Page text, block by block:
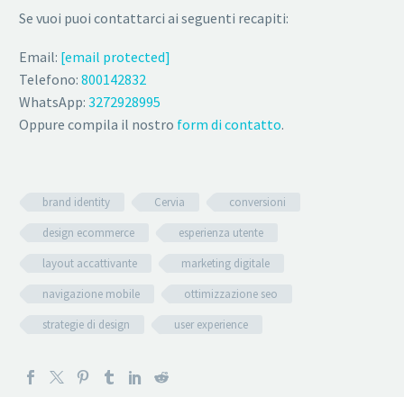
Se vuoi puoi contattarci ai seguenti recapiti:
Email: [email protected]
Telefono: 800142832
WhatsApp: 3272928995
Oppure compila il nostro form di contatto.
brand identity Cervia
conversioni
design ecommerce
esperienza utente
layout accattivante
marketing digitale
navigazione mobile
ottimizzazione seo
strategie di design
user experience